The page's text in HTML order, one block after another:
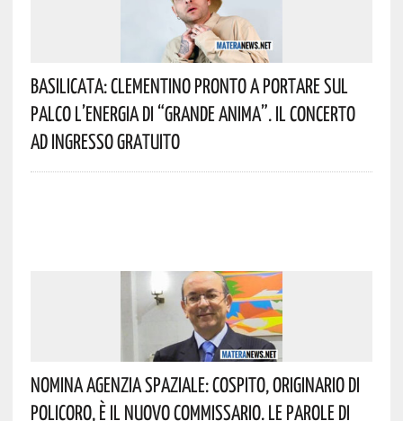
Basilicata: Clementino Pronto A Portare Sul
Palco L’energia Di “Grande Anima”. Il Concerto
Ad Ingresso Gratuito
Nomina Agenzia Spaziale: Cospito, Originario Di
Policoro, È Il Nuovo Commissario. Le Parole Di